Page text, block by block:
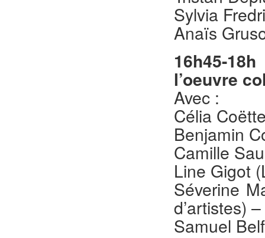
Sylvia
Anaïs
16h45-
l’oeuvre
Avec :
Célia
Benjamin
Camille
Line Gigot
Séverine
d’artistes)
Samuel